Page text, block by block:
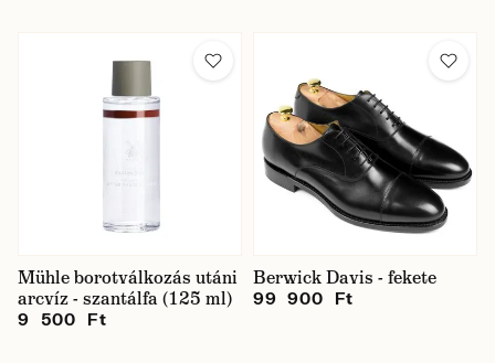
Mühle borotválkozás utáni
arcvíz - szantálfa (125 ml)
9 500 Ft
Berwick Davis - fekete
99 900 Ft